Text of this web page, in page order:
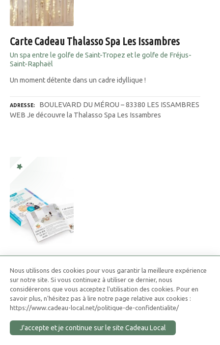
Carte Cadeau Thalasso Spa Les Issambres
Un spa entre le golfe de Saint-Tropez et le golfe de Fréjus-
Saint-Raphaël
Un moment détente dans un cadre idyllique !
ADRESSE
BOULEVARD DU MÉROU – 83380 LES ISSAMBRES
WEB Je découvre la Thalasso Spa Les Issambres
Coffret Cadeau Artisanal
Pour elle, pour lui, Bio, pour une naissance ou à partager !
Une centaine de box d'artisans, créateurs ou petits
producteur, dans une même box !
Nous utilisons des cookies pour vous garantir la meilleure expérience
sur notre site. Si vous continuez à utiliser ce dernier, nous
considérerons que vous acceptez l'utilisation des cookies. Pour en
savoir plus, n'hésitez pas à lire notre page relative aux cookies :
https://www.cadeau-local.net/politique-de-confidentialite/
J'accepte et je continue sur le site Cadeau Local